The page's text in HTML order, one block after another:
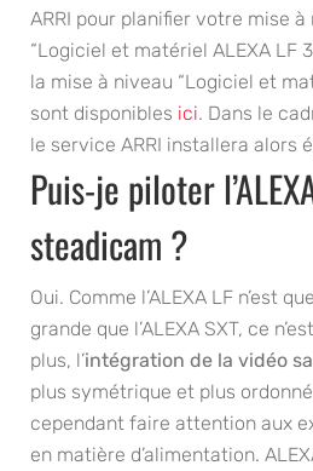
ARRI pour planifier votre mise
“Logiciel et matériel ALEXA LF
la mise à niveau “Logiciel et
sont disponibles ici. Dans le
le service ARRI installera alors
Puis-je piloter
steadicam ?
Oui. Comme l’ALEXA LF n’est
grande que l’ALEXA SXT, ce
plus, l’intégration de la vidéo
plus symétrique et plus
cependant faire attention aux
en matière d’alimentation.